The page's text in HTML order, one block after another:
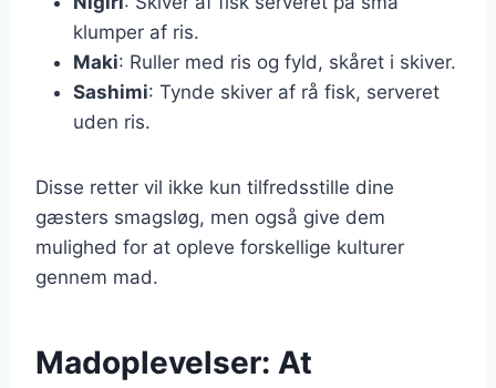
klumper af ris.
Maki: Ruller med ris og fyld, skåret i skiver.
Sashimi: Tynde skiver af rå fisk, serveret
uden ris.
Disse retter vil ikke kun tilfredsstille dine
gæsters smagsløg, men også give dem
mulighed for at opleve forskellige kulturer
gennem mad.
Madoplevelser: At